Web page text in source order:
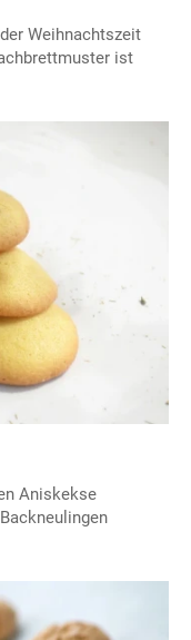
Weihnachtszeit
ist
Aniskekse